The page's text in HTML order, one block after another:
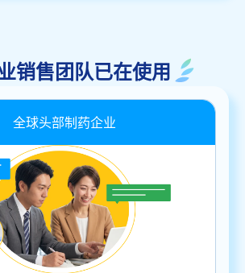
销售团队已在使用
全球头部制药企业